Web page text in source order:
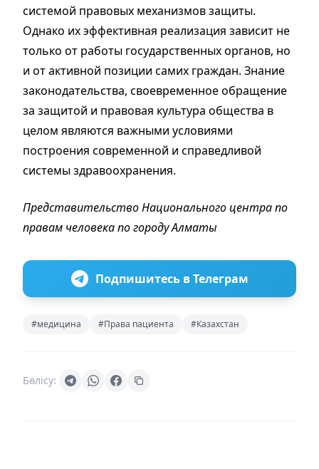
системой правовых механизмов защиты.
Однако их эффективная реализация зависит не
только от работы государственных органов, но
и от активной позиции самих граждан. Знание
законодательства, своевременное обращение
за защитой и правовая культура общества в
целом являются важными условиями
построения современной и справедливой
системы здравоохранения.
Представительство Национального центра по
правам человека по городу Алматы
Подпишитесь в Телеграм
#медицина #Права пациента #Казахстан
Бөлісу: